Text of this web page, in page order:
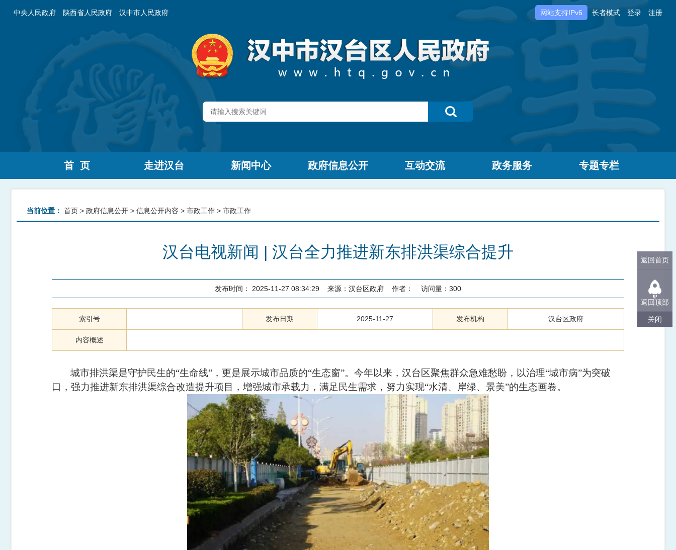
中央人民政府 陕西省人民政府 汉中市人民政府 网站支持IPv6 长者模式 登录 注册
首 页 走进汉台 新闻中心 政府信息公开 互动交流 政务服务 专题专栏
当前位置： 首页 > 政府信息公开 > 信息公开内容 > 市政工作 > 市政工作
汉台电视新闻 | 汉台全力推进新东排洪渠综合提升
发布时间： 2025-11-27 08:34:29 来源： 汉台区政府 作者： 访问量： 300
索引号 发布日期 2025-11-27 发布机构 汉台区政府
内容概述
城市排洪渠是守护民生的“生命线” ，更是展示城市品质的“生态窗”。今年以来，汉台区聚焦群众急难愁盼，以治理“城市病”为突破
口，强力推进新东排洪渠综合改造提升项目，增强城市承载力，满足民生需求，努力实现“水清、岸绿、景美”的生态画卷。
返回首页
返回顶部
关闭